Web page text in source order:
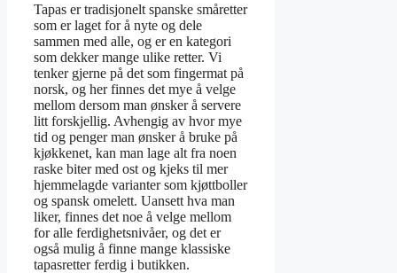
Tapas er tradisjonelt spanske småretter
som er laget for å nyte og dele
sammen med alle, og er en kategori
som dekker mange ulike retter. Vi
tenker gjerne på det som fingermat på
norsk, og her finnes det mye å velge
mellom dersom man ønsker å servere
litt forskjellig. Avhengig av hvor mye
tid og penger man ønsker å bruke på
kjøkkenet, kan man lage alt fra noen
raske biter med ost og kjeks til mer
hjemmelagde varianter som kjøttboller
og spansk omelett. Uansett hva man
liker, finnes det noe å velge mellom
for alle ferdighetsnivåer, og det er
også mulig å finne mange klassiske
tapasretter ferdig i butikken.